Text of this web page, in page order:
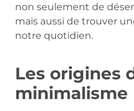
non seulement de
mais aussi de trouver
notre quotidien.
Les origines
minimalisme